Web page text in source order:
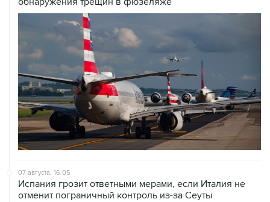
07 августа, 16:05
Испания грозит ответными мерами, если Италия не
отменит пограничный контроль из-за Сеуты